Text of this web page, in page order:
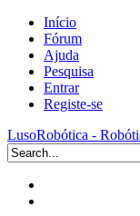
Início
Fórum
Ajuda
Pesquisa
Entrar
Registe-se
LusoRobótica -